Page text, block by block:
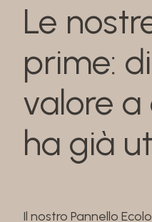
Le
prime:
valore
ha già
Il nostro Pannello